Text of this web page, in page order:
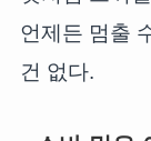
언제든 멈출
건 없다.